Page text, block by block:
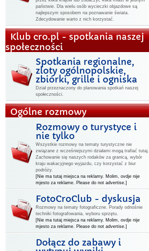
państwie. Dla wielu osób wycieczki objazdowe są
najlepszym sposobem na poznawanie świata.
Zdecydowanie warto z nich korzystać.
Klub cro.pl - spotkania naszej
społeczności
Spotkania regionalne,
zloty ogólnopolskie,
zbiórki, grille i ogniska
Dział przeznaczony do planowania spotkań naszej
społeczności.
Ogólne rozmowy
Rozmowy o turystyce i
nie tylko
Wszystkie rozmowy na tematy turystyczne nie
związane z wcześniejszymi działami mogą trafiać tutaj.
Zachowanie się naszych rodaków za granicą, wybór
kraju wakacyjnego wyjazdu, czy korzystać z biur
podróży.
[Nie ma tutaj miejsca na reklamy. Molim, ovdje nije
mjesto za reklame. Please do not advertise.]
FotoCroClub - dyskusja
Rozmowy na tematy fotograficzne. Porady odnośnie
techniki fotografowania, wyboru sprzętu.
[Nie ma tutaj miejsca na reklamy. Molim, ovdje nije
mjesto za reklame. Please do not advertise.]
Dołącz do zabawy i